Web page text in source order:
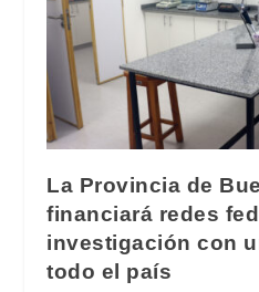
La Provincia de
financiará redes
investigación con
todo el país